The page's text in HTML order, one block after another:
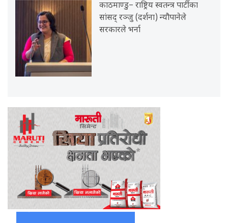
काठमाण्डु– राष्ट्रिय स्वतन्त्र पार्टीका
सांसद् रञ्जु (दर्शना) न्यौपानेले
सरकारले भर्ना